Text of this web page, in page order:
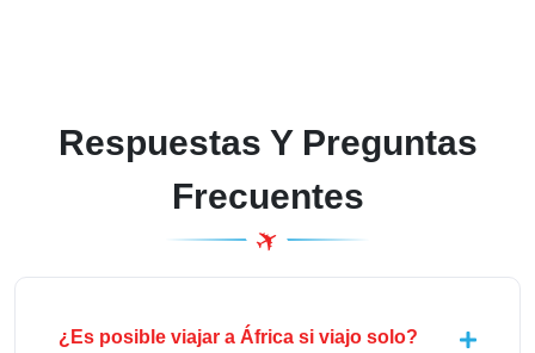
Respuestas Y Preguntas
Frecuentes
¿Es posible viajar a África si viajo solo?